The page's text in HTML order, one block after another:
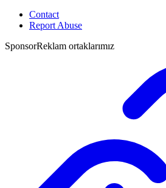
Contact
Report Abuse
SponsorReklam ortaklarımız